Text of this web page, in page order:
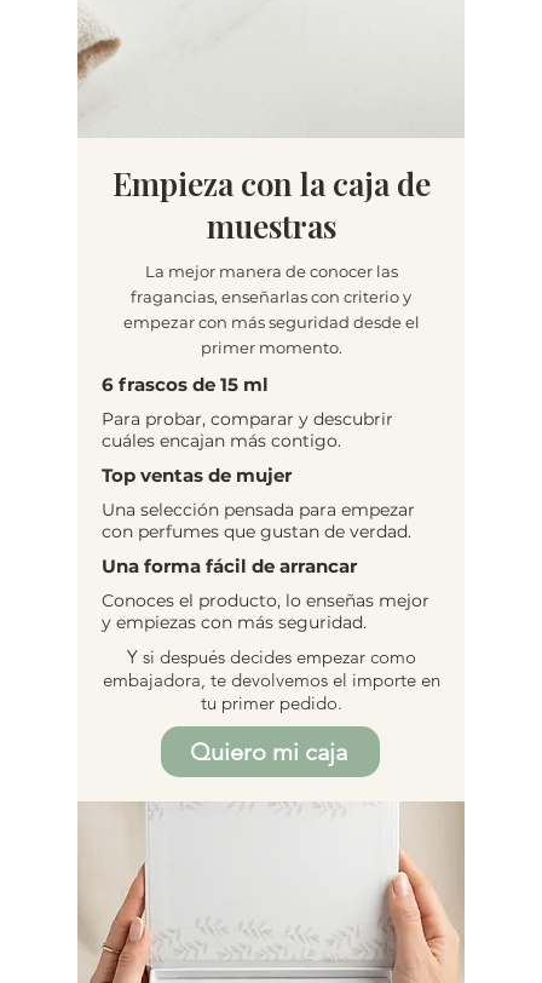
Empieza con la caja de
muestras
La mejor manera de conocer las
fragancias, enseñarlas con criterio y
empezar con más seguridad desde el
primer momento.
6 frascos de 15 ml
Para probar, comparar y descubrir
cuáles encajan más contigo.
Top ventas de mujer
Una selección pensada para empezar
con perfumes que gustan de verdad.
Una forma fácil de arrancar
Conoces el producto, lo enseñas mejor
y empiezas con más seguridad.
Y si después decides empezar como
embajadora, te devolvemos el importe en
tu primer pedido.
Quiero mi caja